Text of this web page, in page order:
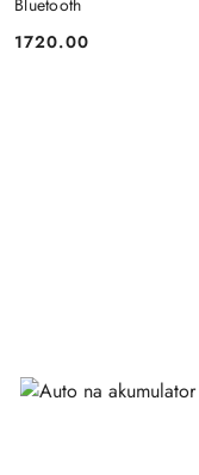
Bluetooth
Cena:
1720.00